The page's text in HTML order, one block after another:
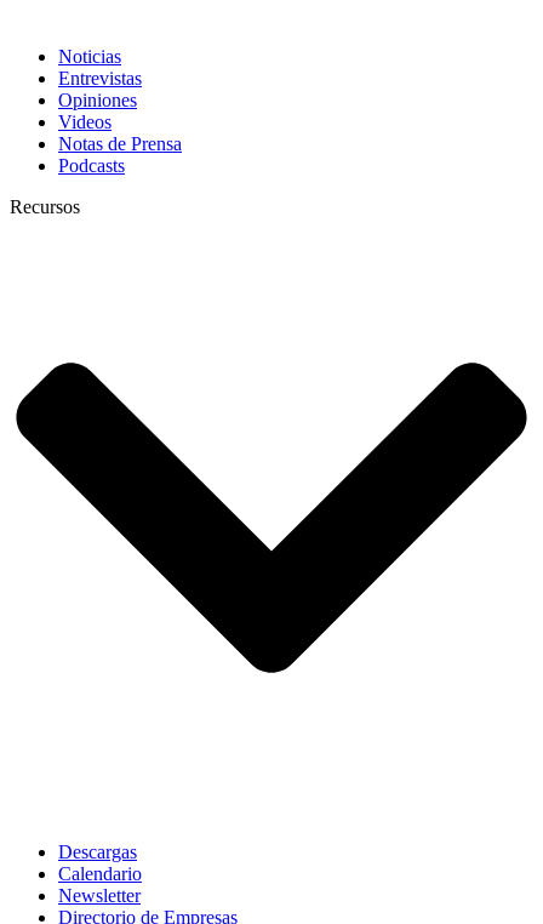
Noticias
Entrevistas
Opiniones
Videos
Notas de Prensa
Podcasts
Recursos
Descargas
Calendario
Newsletter
Directorio de Empresas